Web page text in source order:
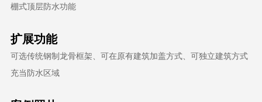
棚式顶层防水功能
扩展功能
可选传统钢制龙骨框架、可在原有建筑加盖方式、可独立建筑方式
充当防水区域